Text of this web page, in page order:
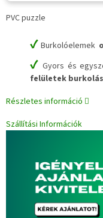
PVC puzzle
✔ Burkolóelemek
✔ Gyors és
felületek
Részletes információ
Szállítási Információk